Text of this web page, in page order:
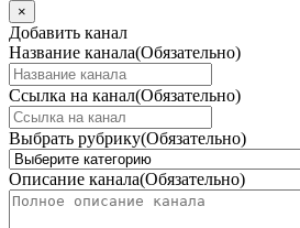
×
Добавить канал
Название канала(Обязательно)
Ссылка на канал(Обязательно)
Выбрать рубрику(Обязательно)
Описание канала(Обязательно)